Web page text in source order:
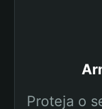
Proteja o